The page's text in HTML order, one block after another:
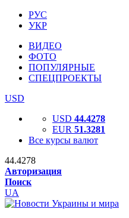
РУС
УКР
ВИДЕО
ФОТО
ПОПУЛЯРНЫЕ
СПЕЦПРОЕКТЫ
USD
USD 44.4278
EUR 51.3281
Все курсы валют
44.4278
Авторизация
Поиск
UA